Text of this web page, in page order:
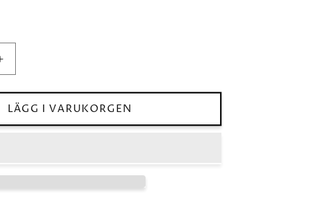
Öka
Caroline
LÄGG I VARUKORGEN